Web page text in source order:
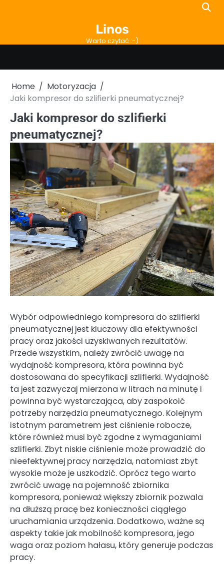
Linos
Warto czytać :-)
Home
Motoryzacja
Jaki kompresor do szlifierki pneumatycznej?
Jaki kompresor do szlifierki
pneumatycznej?
Wybór odpowiedniego kompresora do szlifierki
pneumatycznej jest kluczowy dla efektywności
pracy oraz jakości uzyskiwanych rezultatów.
Przede wszystkim, należy zwrócić uwagę na
wydajność kompresora, która powinna być
dostosowana do specyfikacji szlifierki. Wydajność
ta jest zazwyczaj mierzona w litrach na minutę i
powinna być wystarczająca, aby zaspokoić
potrzeby narzędzia pneumatycznego. Kolejnym
istotnym parametrem jest ciśnienie robocze,
które również musi być zgodne z wymaganiami
szlifierki. Zbyt niskie ciśnienie może prowadzić do
nieefektywnej pracy narzędzia, natomiast zbyt
wysokie może je uszkodzić. Oprócz tego warto
zwrócić uwagę na pojemność zbiornika
kompresora, ponieważ większy zbiornik pozwala
na dłuższą pracę bez konieczności ciągłego
uruchamiania urządzenia. Dodatkowo, ważne są
aspekty takie jak mobilność kompresora, jego
waga oraz poziom hałasu, który generuje podczas
pracy.